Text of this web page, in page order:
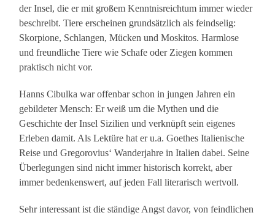
der Insel, die er mit großem Kenntnisreichtum immer wieder
beschreibt. Tiere erscheinen grundsätzlich als feindselig:
Skorpione, Schlangen, Mücken und Moskitos. Harmlose
und freundliche Tiere wie Schafe oder Ziegen kommen
praktisch nicht vor.
Hanns Cibulka war offenbar schon in jungen Jahren ein
gebildeter Mensch: Er weiß um die Mythen und die
Geschichte der Insel Sizilien und verknüpft sein eigenes
Erleben damit. Als Lektüre hat er u.a. Goethes Italienische
Reise und Gregorovius‘ Wanderjahre in Italien dabei. Seine
Überlegungen sind nicht immer historisch korrekt, aber
immer bedenkenswert, auf jeden Fall literarisch wertvoll.
Sehr interessant ist die ständige Angst davor, von feindlichen